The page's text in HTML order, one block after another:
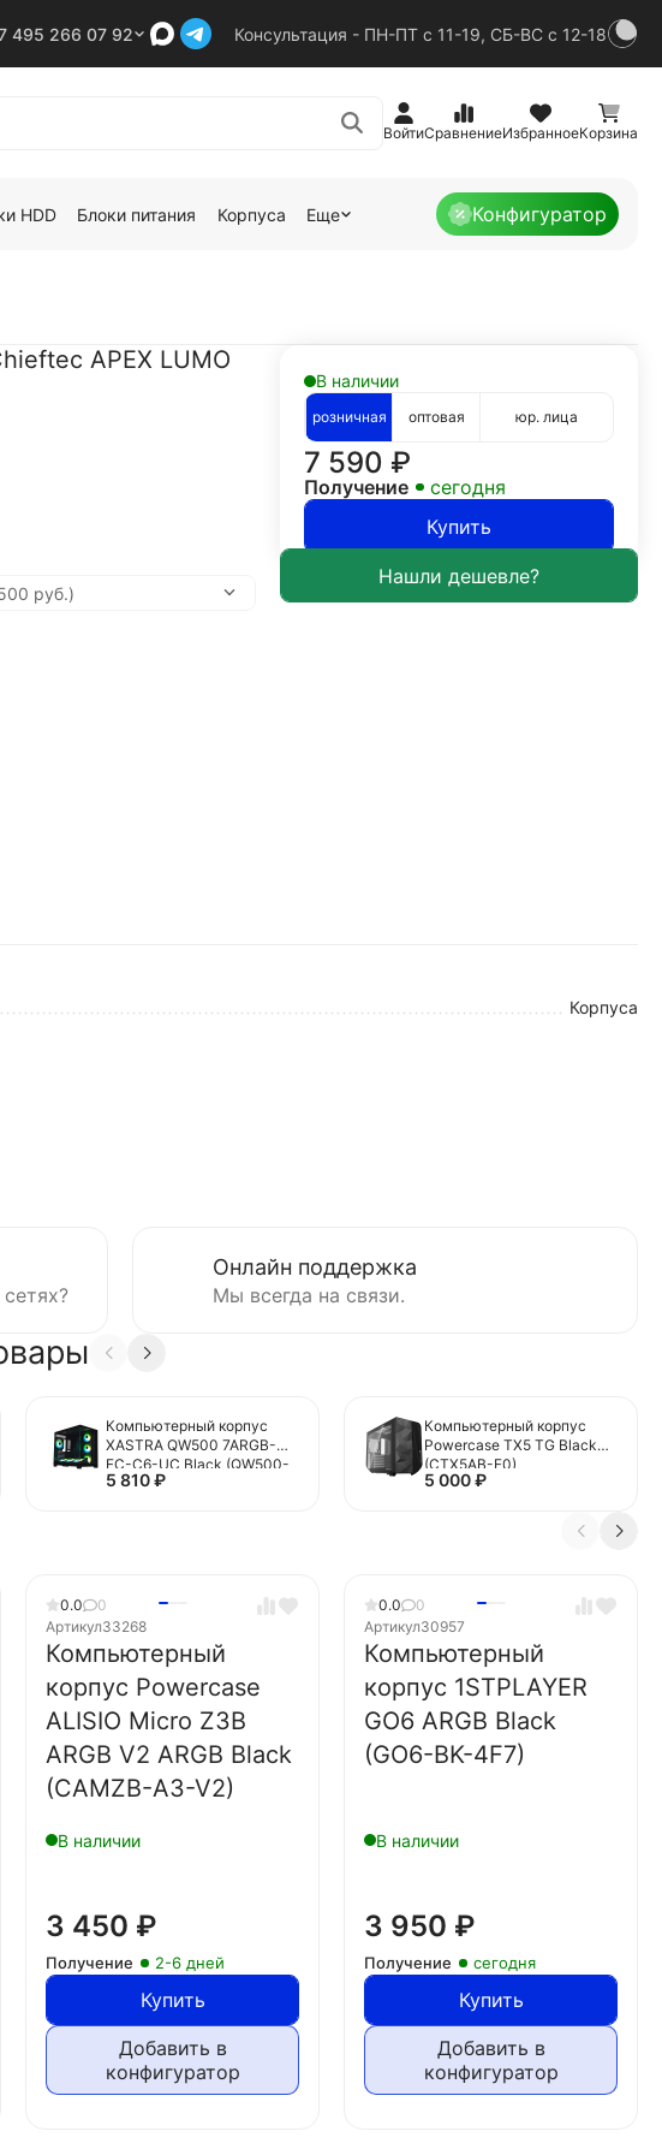
495 266 07 92 Консультация - ПН-ПТ с 11-19, СБ-ВС с 12-18
ВойтиСравнениеИзбранноеКорзина
HDD Блоки питания Корпуса Еще Конфигуратор
APEX LUMO
В наличии
розничная оптовая юр. лица
7 590 ₽
Получение
сегодня
Купить
Корпуса
Онлайн поддержка
Мы всегда на связи.
Компьютерный корпус
XASTRA QW500 7ARGB-
FC-C6-UC Black (QW500-
2FA36A-1FC12-C6-UC)
5 810₽
Компьютерный корпус
Powercase TX5 TG Black
(CTX5AB-F0)
5 000₽
0.0
0
Артикул33268
Компьютерный
корпус Powercase
ALISIO Micro Z3B
ARGB V2 ARGB Black
(CAMZB-A3-V2)
В наличии
3 450 ₽
Получение 2-6 дней
Купить
Добавить в
конфигуратор
0.0
0
Артикул30957
Компьютерный
корпус 1STPLAYER
GO6 ARGB Black
(GO6-BK-4F7)
В наличии
3 950 ₽
Получение сегодня
Купить
Добавить в
конфигуратор